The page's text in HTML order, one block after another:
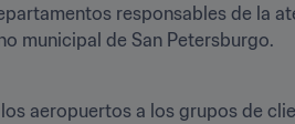
responsables de la
municipal de San Petersburgo.
aeropuertos a los grupos de